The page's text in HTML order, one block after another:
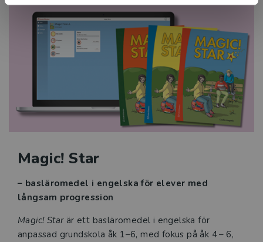
Magic! Star
– basläromedel i engelska för elever med
långsam progression
Magic! Starär ett basläromedel i engelska för
anpassad grund­skola åk 1–6, med fokus på åk 4 – 6,